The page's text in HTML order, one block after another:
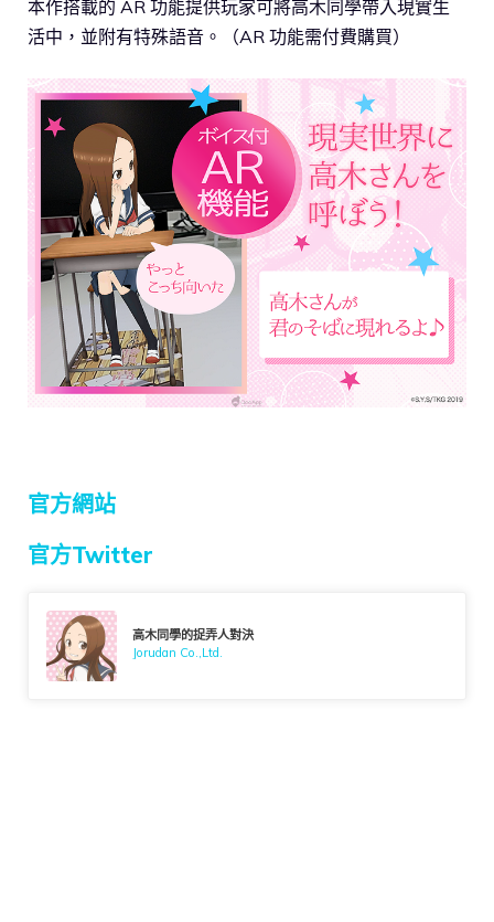
本作搭載的 AR 功能提供玩家可將高木同學帶入現實生
活中，並附有特殊語音。（AR 功能需付費購買）
官方網站
官方Twitter
高木同學的捉弄人對決
Jorudan Co.,Ltd.